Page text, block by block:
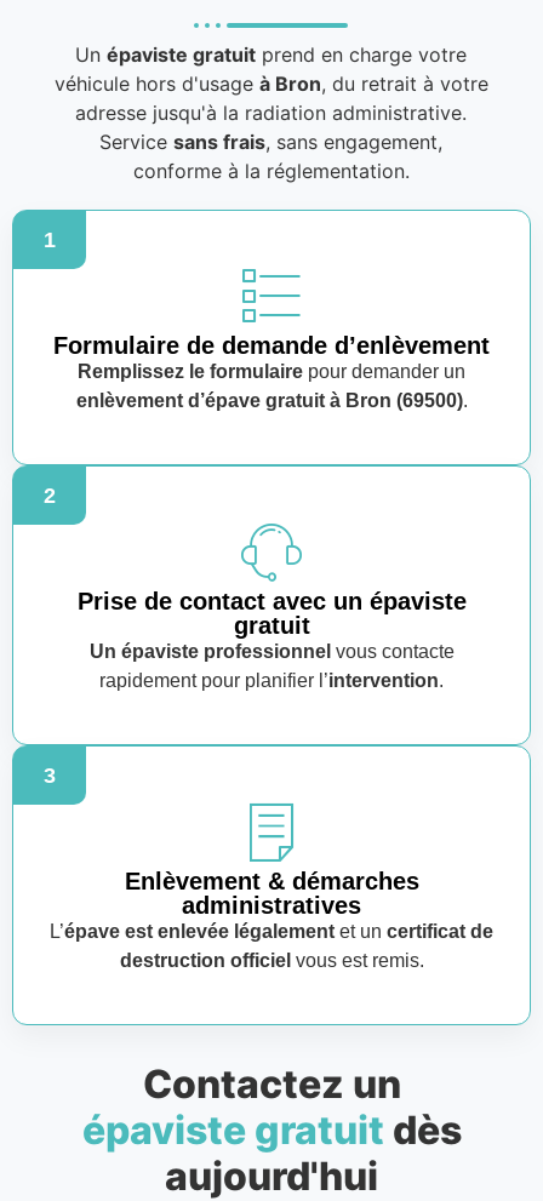
Unépaviste gratuit prend en charge votre
véhicule hors d'usage à Bron, du retrait à votre
adresse jusqu'à la radiation administrative.
Servicesans frais, sans engagement,
conforme à la réglementation.
1
Formulaire de demande d’enlèvement
Remplissez le formulaire pour demander un
enlèvement d’épave gratuit à Bron (69500).
2
Prise de contact avec un épaviste
gratuit
Un épaviste professionnel vous contacte
rapidement pour planifier l’intervention.
3
Enlèvement & démarches
administratives
L’épave est enlevée légalement et un certificat de
destruction officiel vous est remis.
Contactez un
épaviste gratuit dès
aujourd'hui